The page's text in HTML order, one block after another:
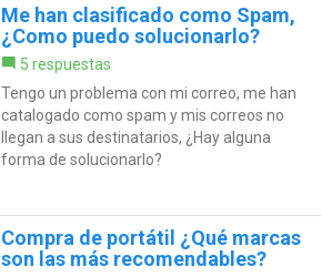
Me han clasificado como Spam,
¿Como puedo solucionarlo?
5 respuestas
Tengo un problema con mi correo, me han
catalogado como spam y mis correos no
llegan a sus destinatarios, ¿Hay alguna
forma de solucionarlo?
Compra de portátil ¿Qué marcas
son las más recomendables?